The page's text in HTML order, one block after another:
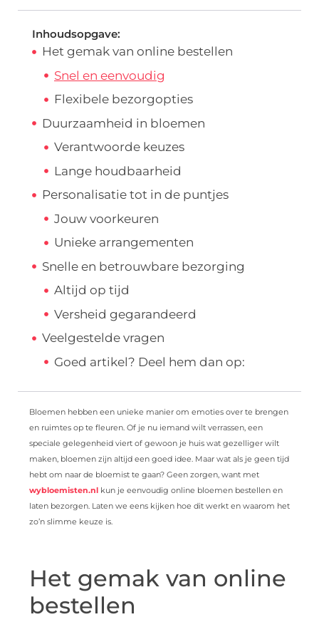
Inhoudsopgave:
Het gemak van online bestellen
Snel en eenvoudig
Flexibele bezorgopties
Duurzaamheid in bloemen
Verantwoorde keuzes
Lange houdbaarheid
Personalisatie tot in de puntjes
Jouw voorkeuren
Unieke arrangementen
Snelle en betrouwbare bezorging
Altijd op tijd
Versheid gegarandeerd
Veelgestelde vragen
Goed artikel? Deel hem dan op:
Bloemen hebben een unieke manier om emoties over te brengen
en ruimtes op te fleuren. Of je nu iemand wilt verrassen, een
speciale gelegenheid viert of gewoon je huis wat gezelliger wilt
maken, bloemen zijn altijd een goed idee. Maar wat als je geen tijd
hebt om naar de bloemist te gaan? Geen zorgen, want met
wybloemisten.nl kun je eenvoudig online bloemen bestellen en
laten bezorgen. Laten we eens kijken hoe dit werkt en waarom het
zo’n slimme keuze is.
Het gemak van online
bestellen